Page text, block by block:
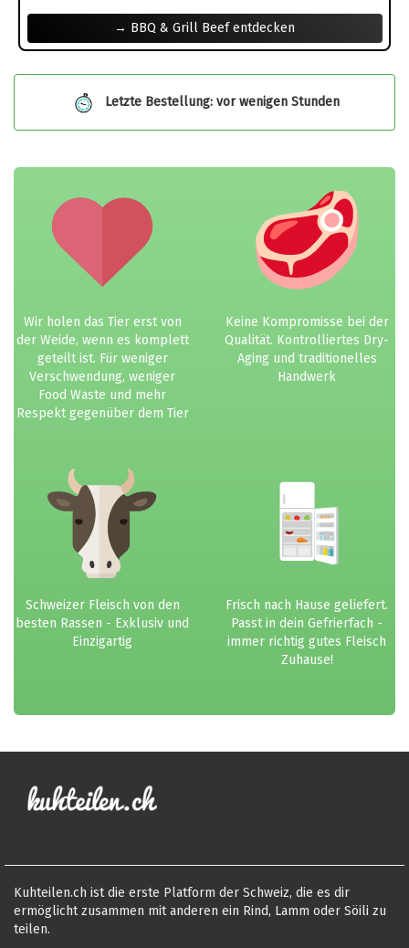
→ BBQ & Grill Beef entdecken
Letzte Bestellung: vor wenigen Stunden
Wir holen das Tier erst von
der Weide, wenn es komplett
geteilt ist. Für weniger
Verschwendung, weniger
Food Waste und mehr
Respekt gegenüber dem Tier
Keine Kompromisse bei der
Qualität. Kontrolliertes Dry-
Aging und traditionelles
Handwerk
Schweizer Fleisch von den
besten Rassen - Exklusiv und
Einzigartig
Frisch nach Hause geliefert.
Passt in dein Gefrierfach -
immer richtig gutes Fleisch
Zuhause!
Kuhteilen.ch ist die erste Platform der Schweiz, die es dir
ermöglicht zusammen mit anderen ein Rind, Lamm oder Söili zu
teilen.